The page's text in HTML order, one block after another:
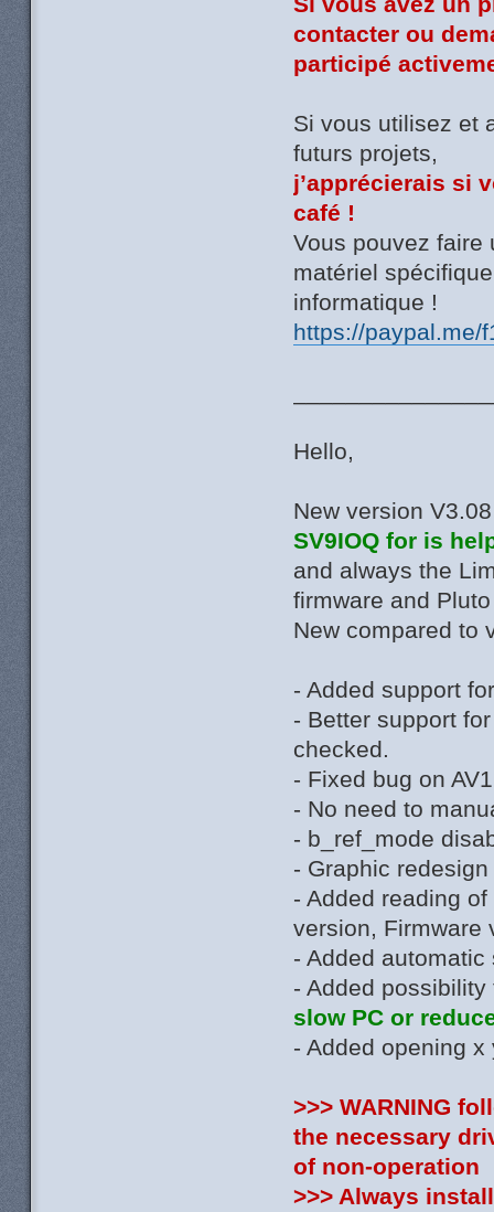
contacter ou
participé
Si vous utilisez et
futurs projets,
j’apprécierais si
café !
Vous pouvez faire
matériel
informatique !
https://paypal.me/
Hello,
New version
SV9IOQ for is
and always the
firmware and
New compared to
- Added support
- Better support
checked.
- Fixed bug on
- No need to
- b_ref_mode
- Graphic
- Added reading
version, Firmware
- Added
- Added
slow PC or
- Added opening
>>> WARNING
the necessary
of non-operation
>>> Always